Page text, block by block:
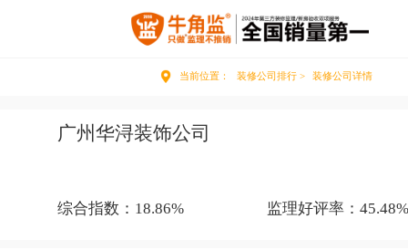
当前位置： 装修公司排行 > 装修公司详情
广州华浔装饰公司
综合指数：18.86% 监理好评率：